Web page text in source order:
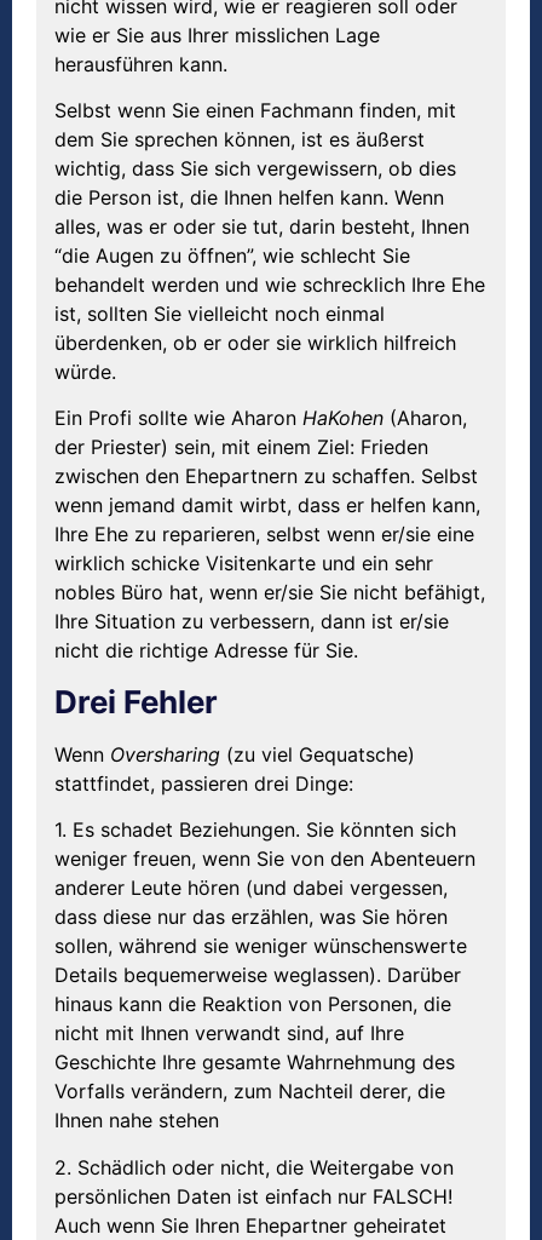
nicht wissen wird, wie er reagieren soll oder
wie er Sie aus Ihrer misslichen Lage
herausführen kann.
Selbst wenn Sie einen Fachmann finden, mit
dem Sie sprechen können, ist es äußerst
wichtig, dass Sie sich vergewissern, ob dies
die Person ist, die Ihnen helfen kann. Wenn
alles, was er oder sie tut, darin besteht, Ihnen
“die Augen zu öffnen”, wie schlecht Sie
behandelt werden und wie schrecklich Ihre Ehe
ist, sollten Sie vielleicht noch einmal
überdenken, ob er oder sie wirklich hilfreich
würde.
Ein Profi sollte wie Aharon HaKohen (Aharon,
der Priester) sein, mit einem Ziel: Frieden
zwischen den Ehepartnern zu schaffen. Selbst
wenn jemand damit wirbt, dass er helfen kann,
Ihre Ehe zu reparieren, selbst wenn er/sie eine
wirklich schicke Visitenkarte und ein sehr
nobles Büro hat, wenn er/sie Sie nicht befähigt,
Ihre Situation zu verbessern, dann ist er/sie
nicht die richtige Adresse für Sie.
Drei Fehler
Wenn Oversharing (zu viel Gequatsche)
stattfindet, passieren drei Dinge:
1. Es schadet Beziehungen. Sie könnten sich
weniger freuen, wenn Sie von den Abenteuern
anderer Leute hören (und dabei vergessen,
dass diese nur das erzählen, was Sie hören
sollen, während sie weniger wünschenswerte
Details bequemerweise weglassen). Darüber
hinaus kann die Reaktion von Personen, die
nicht mit Ihnen verwandt sind, auf Ihre
Geschichte Ihre gesamte Wahrnehmung des
Vorfalls verändern, zum Nachteil derer, die
Ihnen nahe stehen
2. Schädlich oder nicht, die Weitergabe von
persönlichen Daten ist einfach nur FALSCH!
Auch wenn Sie Ihren Ehepartner geheiratet